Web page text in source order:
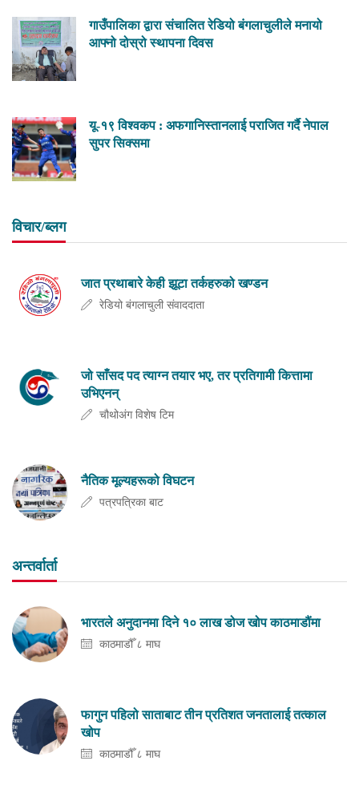
गाउँपालिका द्वारा संचालित रेडियो बंगलाचुलीले मनायो
आफ्नो दोस्रो स्थापना दिवस
यू-१९ विश्वकप : अफगानिस्तानलाई पराजित गर्दै नेपाल
सुपर सिक्समा
विचार/ब्लग
जात प्रथाबारे केही झूटा तर्कहरुको खण्डन
रेडियो बंगलाचुली संवाददाता
जो साँसद पद त्याग्न तयार भए, तर प्रतिगामी कित्तामा
उभिएनन्
चौथोअंग विशेष टिम
नैतिक मूल्यहरूको विघटन
पत्रपत्रिका बाट
अन्तर्वार्ता
भारतले अनुदानमा दिने १० लाख डोज खोप काठमाडौंमा
काठमाडौँ ८ माघ
फागुन पहिलो साताबाट तीन प्रतिशत जनतालाई तत्काल
खोप
काठमाडौँ ८ माघ